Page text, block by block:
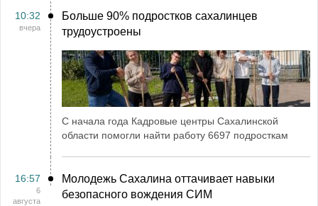
10:32
вчера
Больше 90% подростков сахалинцев
трудоустроены
С начала года Кадровые центры Сахалинской
области помогли найти работу 6697 подросткам
16:57
6
августа
Молодежь Сахалина оттачивает навыки
безопасного вождения СИМ